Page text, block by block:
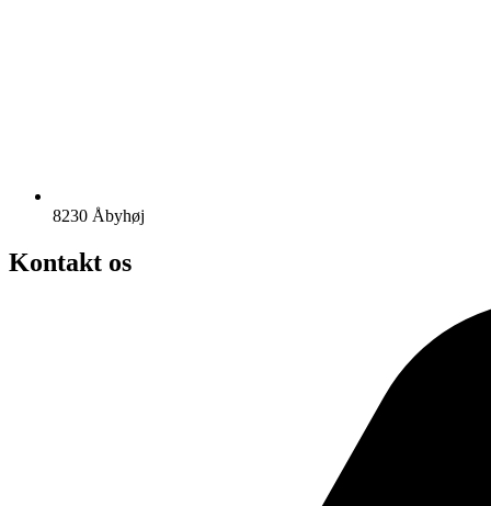
8230 Åbyhøj
Kontakt os